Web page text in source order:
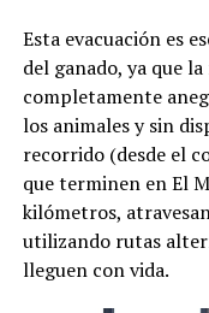
Esta evacuación es
del ganado, ya que
completamente
los animales y sin
recorrido (desde el
que terminen en El
kilómetros,
utilizando rutas
lleguen con vida.